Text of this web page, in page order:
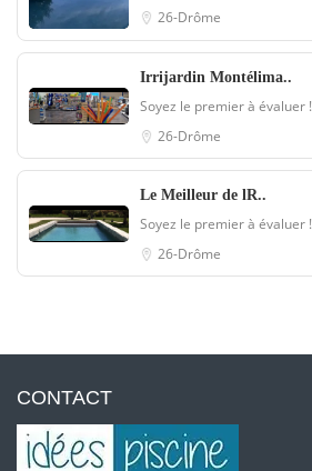
26-Drôme
Irrijardin Montélima..
Soyez le premier à évaluer !
26-Drôme
Le Meilleur de lR..
Soyez le premier à évaluer !
26-Drôme
CONTACT